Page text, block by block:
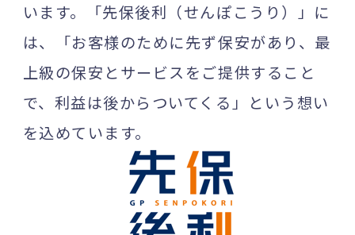
います。「先保後利（せんぽこうり）」に
は、「お客様のために先ず保安があり、最
上級の保安とサービスをご提供すること
で、利益は後からついてくる」という想い
を込めています。